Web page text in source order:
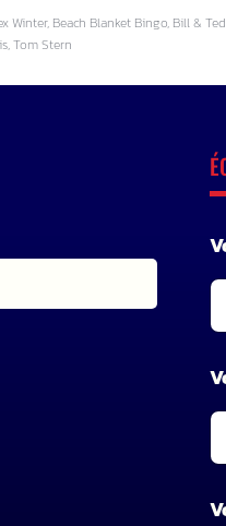
Winter, Beach Blanket Bingo, Bill &
Tom Stern
o
m
*
*